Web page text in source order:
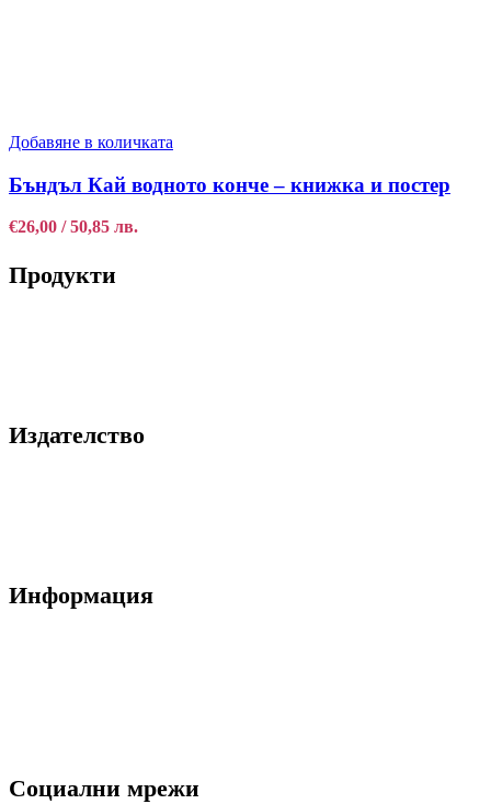
Добавяне в количката
Бъндъл Кай водното конче – книжка и постер
€26,00 / 50,85 лв.
Продукти
Издателство
Информация
Социални мрежи